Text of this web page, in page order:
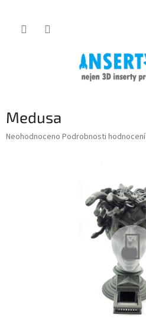
Medusa
Průměrné
Neohodnoceno Podrobnosti hodnocení